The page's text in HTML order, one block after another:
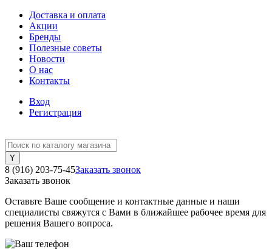
Доставка и оплата
Акции
Бренды
Полезные советы
Новости
О нас
Контакты
Вход
Регистрация
8 (916) 203-75-45Заказать звонок
Заказать звонок
Оставьте Ваше сообщение и контактные данные и наши
специалисты свяжутся с Вами в ближайшее рабочее время для
решения Вашего вопроса.